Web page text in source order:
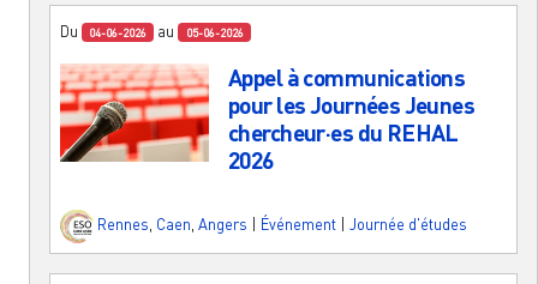
Du 04-06-2026 au 05-06-2026
Appel à communications
pour les Journées Jeunes
chercheur·es du REHAL
2026
Rennes, Caen, Angers Événement Journée d'études